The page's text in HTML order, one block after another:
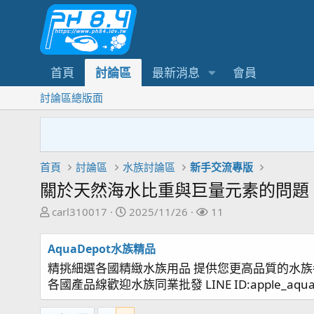
首頁 討論區 最新消息 會員
討論區總版面
首頁 討論區 水族討論區 新手交流專版
關於天然海水比重與巨量元素的問題
主
起
人
carl310017
開
日
期
2025/11/26
關
11
AquaDepot水族精品
精挑細選各國精緻水族用品 提供您更高品質的水
各國產品線歡迎水族同業批發 LINE ID:apple_aqua